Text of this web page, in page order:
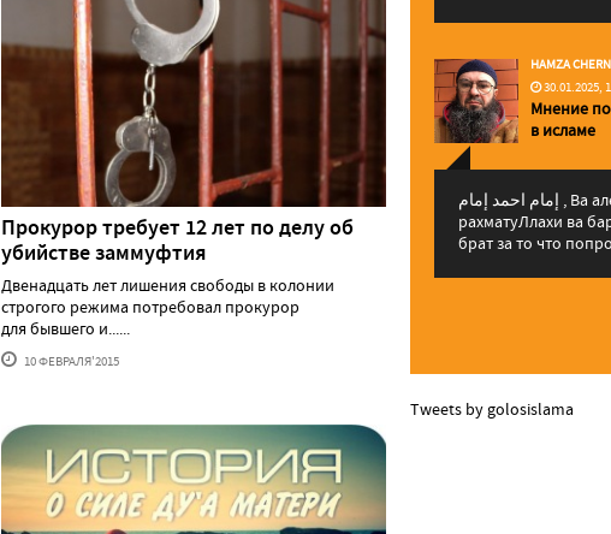
Прокурор требует 12 лет по делу об
убийстве заммуфтия
Двенадцать лет лишения свободы в колонии
строгого режима потребовал прокурор
для бывшего и......
10 ФЕВРАЛЯ'2015
HAMZA
30.01.2025,
Мнение по
в исламе
إمام احمد إمام , Ва алейкум ассалам ва
рахматуЛлахи ва
брат за то что
Tweets by golosislama